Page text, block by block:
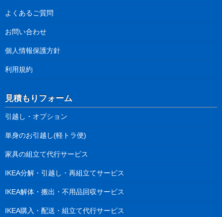
よくあるご質問
お問い合わせ
個人情報保護方針
利用規約
見積もりフォーム
引越し・オプション
単身のお引越し(軽トラ便)
家具の組立て代行サービス
IKEA分解・引越し・再組立てサービス
IKEA解体・搬出・不用品回収サービス
IKEA購入・配送・組立て代行サービス